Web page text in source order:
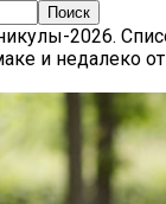
2026.
и недалеко